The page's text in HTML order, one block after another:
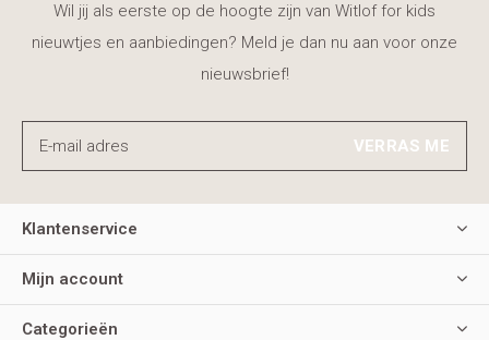
Wil jij als eerste op de hoogte zijn van Witlof for kids
nieuwtjes en aanbiedingen? Meld je dan nu aan voor onze
nieuwsbrief!
VERRAS ME
Klantenservice
Mijn account
Categorieën